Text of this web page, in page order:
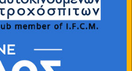
έρθει στο προσωπικό
ΤΑ ΜΕΛΗ ΜΑΣ: